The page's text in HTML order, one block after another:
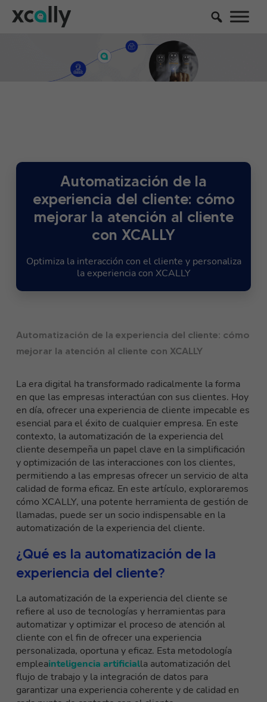
Automatización de la
experiencia del cliente: cómo
mejorar la atención al cliente
con XCALLY
Optimiza la interacción con el cliente y personaliza
la experiencia con XCALLY
Automatización de la experiencia del cliente: cómo
mejorar la atención al cliente con XCALLY
La era digital ha transformado radicalmente la forma
en que las empresas interactúan con sus clientes. Hoy
en día, ofrecer una experiencia de cliente impecable es
esencial para el éxito de cualquier empresa. En este
contexto, la automatización de la experiencia del
cliente desempeña un papel clave en la simplificación
y optimización de las interacciones con los clientes,
permitiendo a las empresas ofrecer un servicio de alta
calidad de forma eficaz. En este artículo, exploraremos
cómo XCALLY, una potente herramienta de gestión de
llamadas, puede ser un socio indispensable en la
automatización de la experiencia del cliente.
¿Qué es la automatización de la
experiencia del cliente?
La automatización de la experiencia del cliente se
refiere al uso de tecnologías y herramientas para
automatizar y optimizar el proceso de atención al
cliente con el fin de ofrecer una experiencia
personalizada, oportuna y eficaz. Esta metodología
empleainteligencia artificialla automatización del
flujo de trabajo y la integración de datos para
garantizar una experiencia coherente y de calidad en